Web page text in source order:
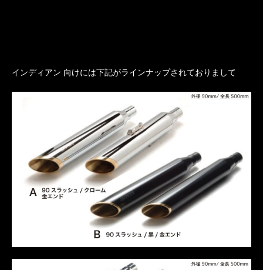
インディアン 向けには下記がラインナップされておりまして